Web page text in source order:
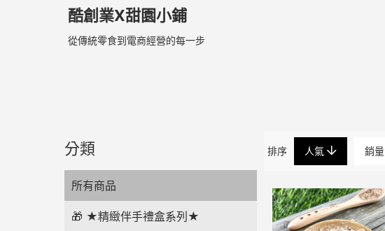
酷創業X甜園小鋪
從傳統零食到電商經營的每一步
分類
所有商品
🎁 ★精緻伴手禮盒系列★
排序 人氣 銷量